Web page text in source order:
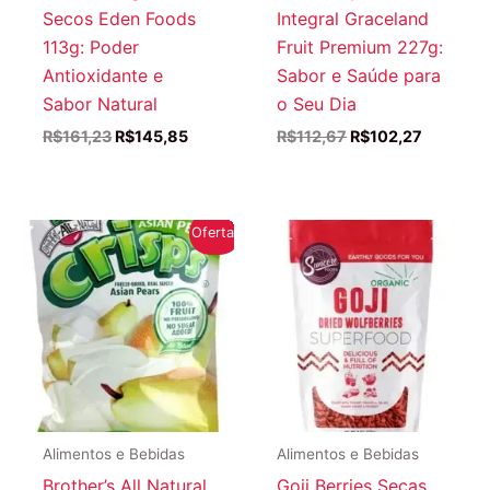
Secos Eden Foods
113g: Poder
Antioxidante e
Sabor Natural
R$161,23 O
R$145,85O
Integral Graceland
Fruit Premium 227g:
Sabor e Saúde para
o Seu Dia
R$112,67 O
R$102,27
Oferta!
Alimentos e Bebidas Alimentos e Bebidas